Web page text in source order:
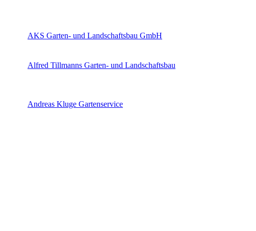
AKS Garten- und Landschaftsbau GmbH
Alfred Tillmanns Garten- und Landschaftsbau
Andreas Kluge Gartenservice